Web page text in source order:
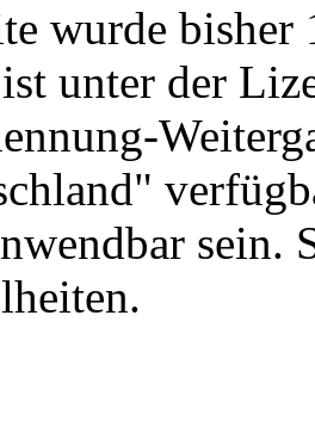
wurde
unter der
sein.